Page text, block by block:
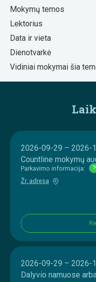
Mokymų temos
Lektorius
Data ir vieta
Dienotvarkė
Vidiniai mokymai šia
2026-09-29 – 2026-
Countline mokymų
Parkavimo informacija:
?
Žr. adresą
2026-09-29 – 2026-
Dalyvio namuose